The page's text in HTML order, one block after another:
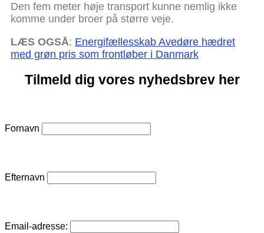
Den fem meter høje transport kunne nemlig ikke
komme under broer på større veje.
LÆS OGSÅ: Energifællesskab Avedøre hædret
med grøn pris som frontløber i Danmark
Tilmeld dig vores nyhedsbrev her
Fornavn
Efternavn
Email-adresse: